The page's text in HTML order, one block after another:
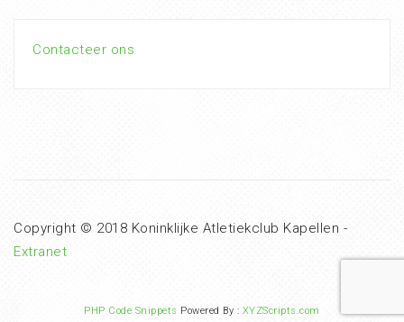
Contacteer ons
Copyright © 2018 Koninklijke Atletiekclub Kapellen -
Extranet
PHP Code Snippets Powered By : XYZScripts.com